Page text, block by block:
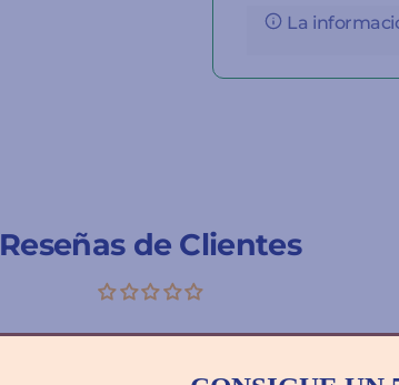
La
Reseñas de Clientes